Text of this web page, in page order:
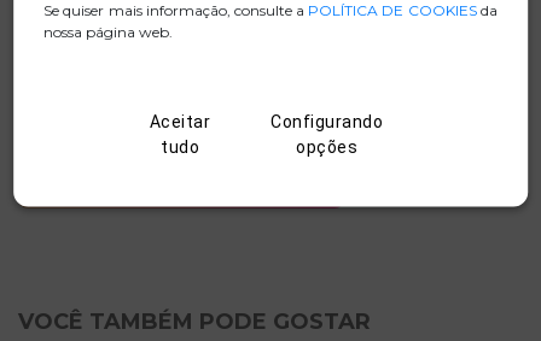
FICHA TECNICA
VOCÊ TAMBÉM PODE GOSTAR
Se quiser mais informação, consulte a POLÍTICA DE COOKIESda
nossa página web.
Aceitar
tudo
Configurando
opções